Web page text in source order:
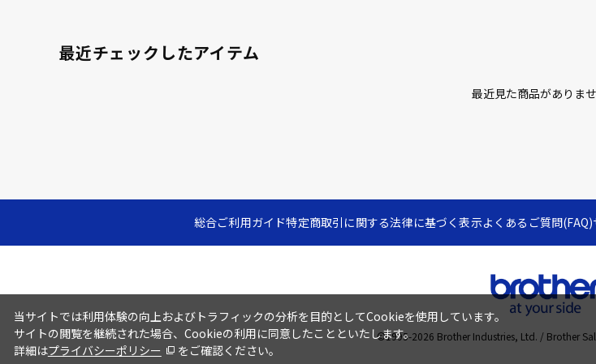
最近チェックしたアイテム
最近見た商品がありませ
総合ご利用ガイド特定商取引に関する法律に基づく表示よくあるご質問(FAQ)
©1995-2026 Brother Industries, Ltd. / Brother
当サイトでは利用体験の向上およびトラフィックの分析を目的としてCookieを使用しています。
サイトの閲覧を継続された場合、Cookieの利用に同意したことといたします。
詳細はプライバシーポリシー をご確認ください。